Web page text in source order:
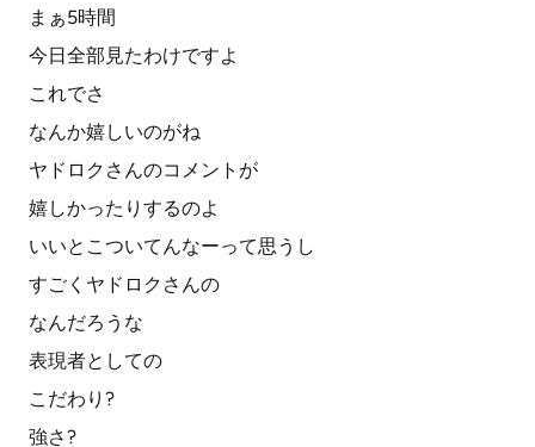
まぁ5時間
今日全部見たわけですよ
これでさ
なんか嬉しいのがね
ヤドロクさんのコメントが
嬉しかったりするのよ
いいとこついてんなーって思うし
すごくヤドロクさんの
なんだろうな
表現者としての
こだわり?
強さ?